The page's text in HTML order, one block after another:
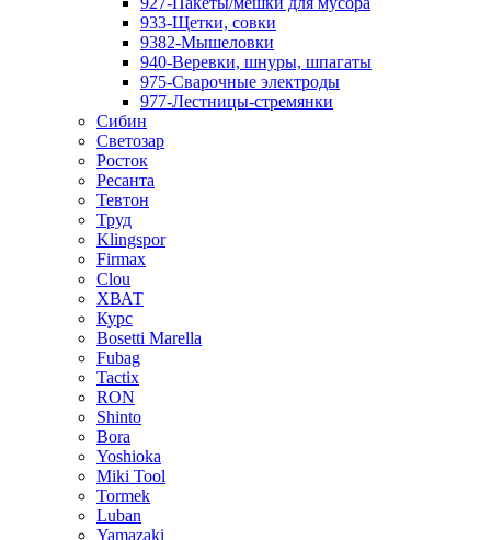
933-Щетки, совки
9382-Мышеловки
940-Веревки, шнуры, шпагаты
975-Сварочные электроды
977-Лестницы-стремянки
Сибин
Светозар
Росток
Ресанта
Тевтон
Труд
Klingspor
Firmax
Clou
XВАТ
Курс
Bosetti Marella
Fubag
Tactix
RON
Shinto
Bora
Yoshioka
Miki Tool
Tormek
Luban
Yamazaki